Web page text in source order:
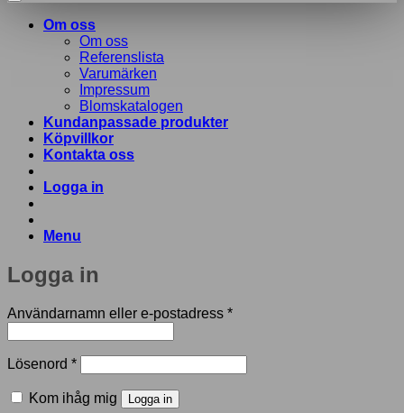
Om oss
Om oss
Referenslista
Varumärken
Impressum
Blomskatalogen
Kundanpassade produkter
Köpvillkor
Kontakta oss
Logga in
Menu
Logga in
Användarnamn eller e-postadress *Obligatoriskt
Lösenord *Obligatoriskt
Kom ihåg mig Logga in